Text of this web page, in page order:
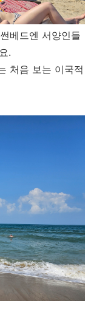
베드엔 서양인들
.
처음 보는 이국적